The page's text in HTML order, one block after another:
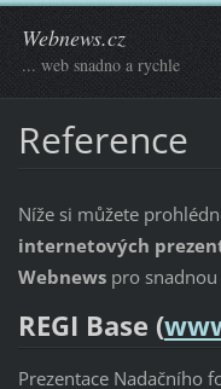
Webnews.cz
... web snadno a rychle
Reference
Níže si můžete
internetových
Webnewspro snadnou
REGI Base (
Prezentace Nadačního